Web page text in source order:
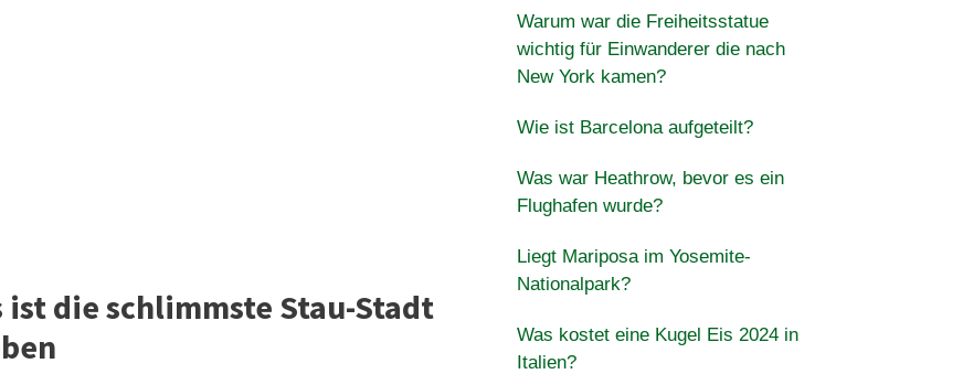
ist die schlimmste Stau-Stadt
Warum war die Freiheitsstatue
wichtig für Einwanderer die nach
New York kamen?
Wie ist Barcelona aufgeteilt?
Was war Heathrow, bevor es ein
Flughafen wurde?
Liegt Mariposa im Yosemite-
Nationalpark?
Was kostet eine Kugel Eis 2024 in
Italien?